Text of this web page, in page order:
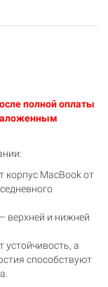
полной оплаты
корпус MacBook от
верхней и нижней
а
способствуют